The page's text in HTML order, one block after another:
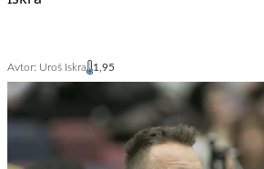
Avtor: Uroš Iskra 1,95